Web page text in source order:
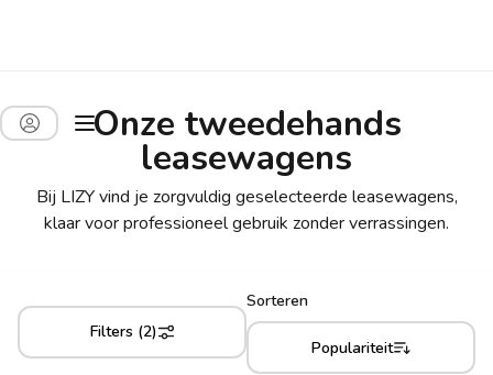
Onze tweedehands
leasewagens
Bij LIZY vind je zorgvuldig geselecteerde leasewagens,
klaar voor professioneel gebruik zonder verrassingen.
Filters (2)
Sorteren
Populariteit